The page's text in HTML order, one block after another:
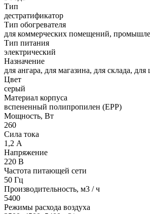
Тип
дестратификатор
Тип обогревателя
для коммерческих помещений,
Тип питания
электрический
Назначение
для ангара, для магазина, для склада, для
Цвет
серый
Материал корпуса
вспененный полипропилен (ЕРР)
Мощность, Вт
260
Сила тока
1,2 А
Напряжение
220 В
Частота питающей сети
50 Гц
Производительность, м3 / ч
5400
Режимы расхода воздуха